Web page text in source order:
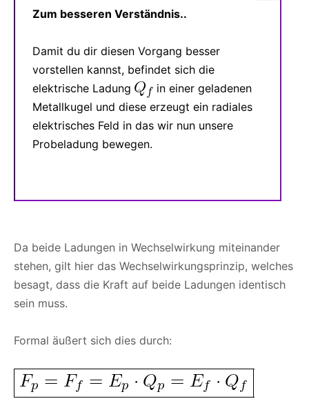
Zum besseren Verständnis..
Damit du dir diesen Vorgang besser
vorstellen kannst, befindet sich die
elektrische Ladung
in einer geladenen
Metallkugel und diese erzeugt ein radiales
elektrisches Feld in das wir nun unsere
Probeladung bewegen.
Da beide Ladungen in Wechselwirkung miteinander
stehen, gilt hier das Wechselwirkungsprinzip, welches
besagt, dass die Kraft auf beide Ladungen identisch
sein muss.
Formal äußert sich dies durch: